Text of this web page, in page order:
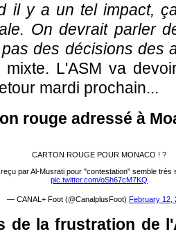
il y a un tel impact,
On devrait parler
des décisions des
L'ASM va
mardi prochain...
rouge adressé à
CARTON ROUGE POUR MONACO ! ?
par Al-Musrati pour "contestation" semble très
pic.twitter.com/oSh67cM7KQ
— CANAL+ Foot (@CanalplusFoot) February 12,
de la frustration de